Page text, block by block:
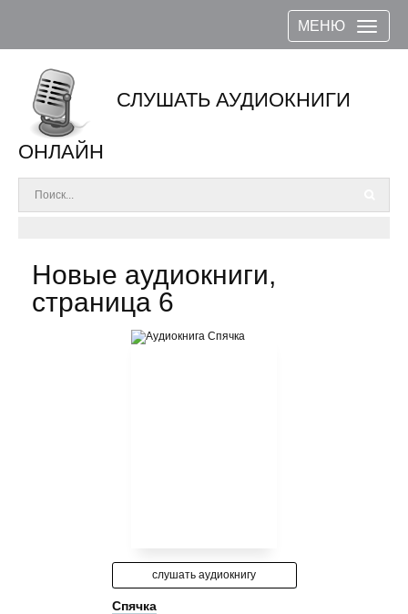
МЕНЮ
СЛУШАТЬ АУДИОКНИГИ
ОНЛАЙН
Новые аудиокниги,
страница 6
слушать аудиокнигу
Спячка